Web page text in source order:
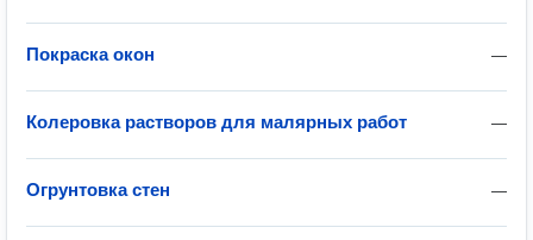
—
Покраска окон
—
Колеровка растворов для малярных работ
—
Огрунтовка стен